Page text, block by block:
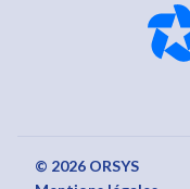
© 2026 ORSYS